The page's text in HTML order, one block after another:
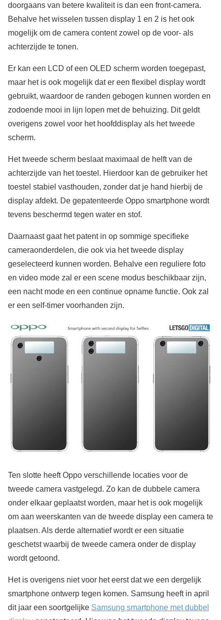
doorgaans van betere kwaliteit is dan een front-camera.
Behalve het wisselen tussen display 1 en 2 is het ook
mogelijk om de camera content zowel op de voor- als
achterzijde te tonen.
Er kan een LCD of een OLED scherm worden toegepast,
maar het is ook mogelijk dat er een flexibel display wordt
gebruikt, waardoor de randen gebogen kunnen worden en
zodoende mooi in lijn lopen met de behuizing. Dit geldt
overigens zowel voor het hoofddisplay als het tweede
scherm.
Het tweede scherm beslaat maximaal de helft van de
achterzijde van het toestel. Hierdoor kan de gebruiker het
toestel stabiel vasthouden, zonder dat je hand hierbij de
display afdekt. De gepatenteerde Oppo smartphone wordt
tevens beschermd tegen water en stof.
Daarnaast gaat het patent in op sommige specifieke
cameraonderdelen, die ook via het tweede display
geselecteerd kunnen worden. Behalve een reguliere foto
en video mode zal er een scene modus beschikbaar zijn,
een nacht mode en een continue opname functie. Ook zal
er een self-timer voorhanden zijn.
Ten slotte heeft Oppo verschillende locaties voor de
tweede camera vastgelegd. Zo kan de dubbele camera
onder elkaar geplaatst worden, maar het is ook mogelijk
om aan weerskanten van de tweede display een camera te
plaatsen. Als derde alternatief wordt er een situatie
geschetst waarbij de tweede camera onder de display
wordt getoond.
Het is overigens niet voor het eerst dat we een dergelijk
smartphone ontwerp tegen komen. Samsung heeft in april
dit jaar een soortgelijke Samsung smartphone met dubbel